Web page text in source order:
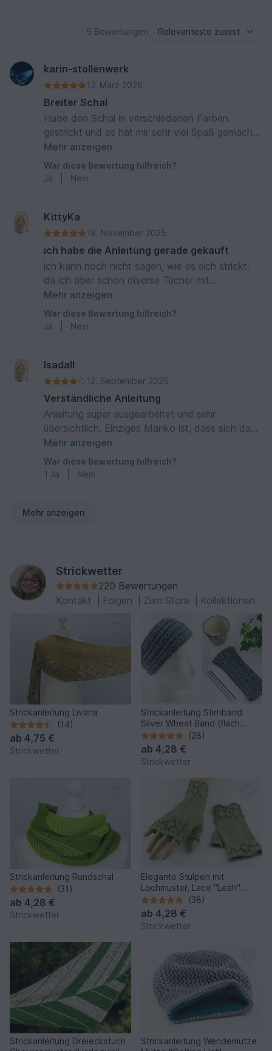
5 Bewertungen
karin-stollenwerk
17. März 2026
Breiter Schal
Habe den Schal in verschiedenen Farben
gestrickt und es hat mir sehr viel Spaß gemacht,
weil die Anleitung sehr gut und verständlich und
verständlich ist
Mehr anzeigen
War diese Bewertung hilfreich?
Ja
Nein
KittyKa
19. November 2025
ich habe die Anleitung gerade gekauft
ich kann noch nicht sagen, wie es sich strickt.
da ich aber schon diverse Tücher mit
Hebemaschen gestrickt habe und mir diese
Anleitung angesehen habe, denke ich, dass es
ein sehr schöner Schal wird. Das Muster ist
Mehr anzeigen
War diese Bewertung hilfreich?
Ja
Nein
Isadall
12. September 2025
Verständliche Anleitung
Anleitung super ausgearbeitet und sehr
übersichtlich. Einziges Manko ist, dass sich das
Stück wellt, trotz spannen.
Mehr anzeigen
War diese Bewertung hilfreich?
1 Ja Nein
Mehr anzeigen
Strickwetter
220 Bewertungen
Kontakt
Folgen Zum Store Kollektionen
Strickanleitung Livana
(14)
ab 4,75 €
Strickwetter
Strickanleitung Stirnband
Silver Wheat Band (flach
gestrickt)
(28)
ab 4,28 €
Strickwetter
Strickanleitung Rundschal
(31)
ab 4,28 €
Strickwetter
Elegante Stulpen mit
Lochmuster, Lace "Leah"
(Strickanleitung)
(38)
ab 4,28 €
Strickwetter
Strickanleitung Dreieckstuch
Strickanleitung Wendemütze